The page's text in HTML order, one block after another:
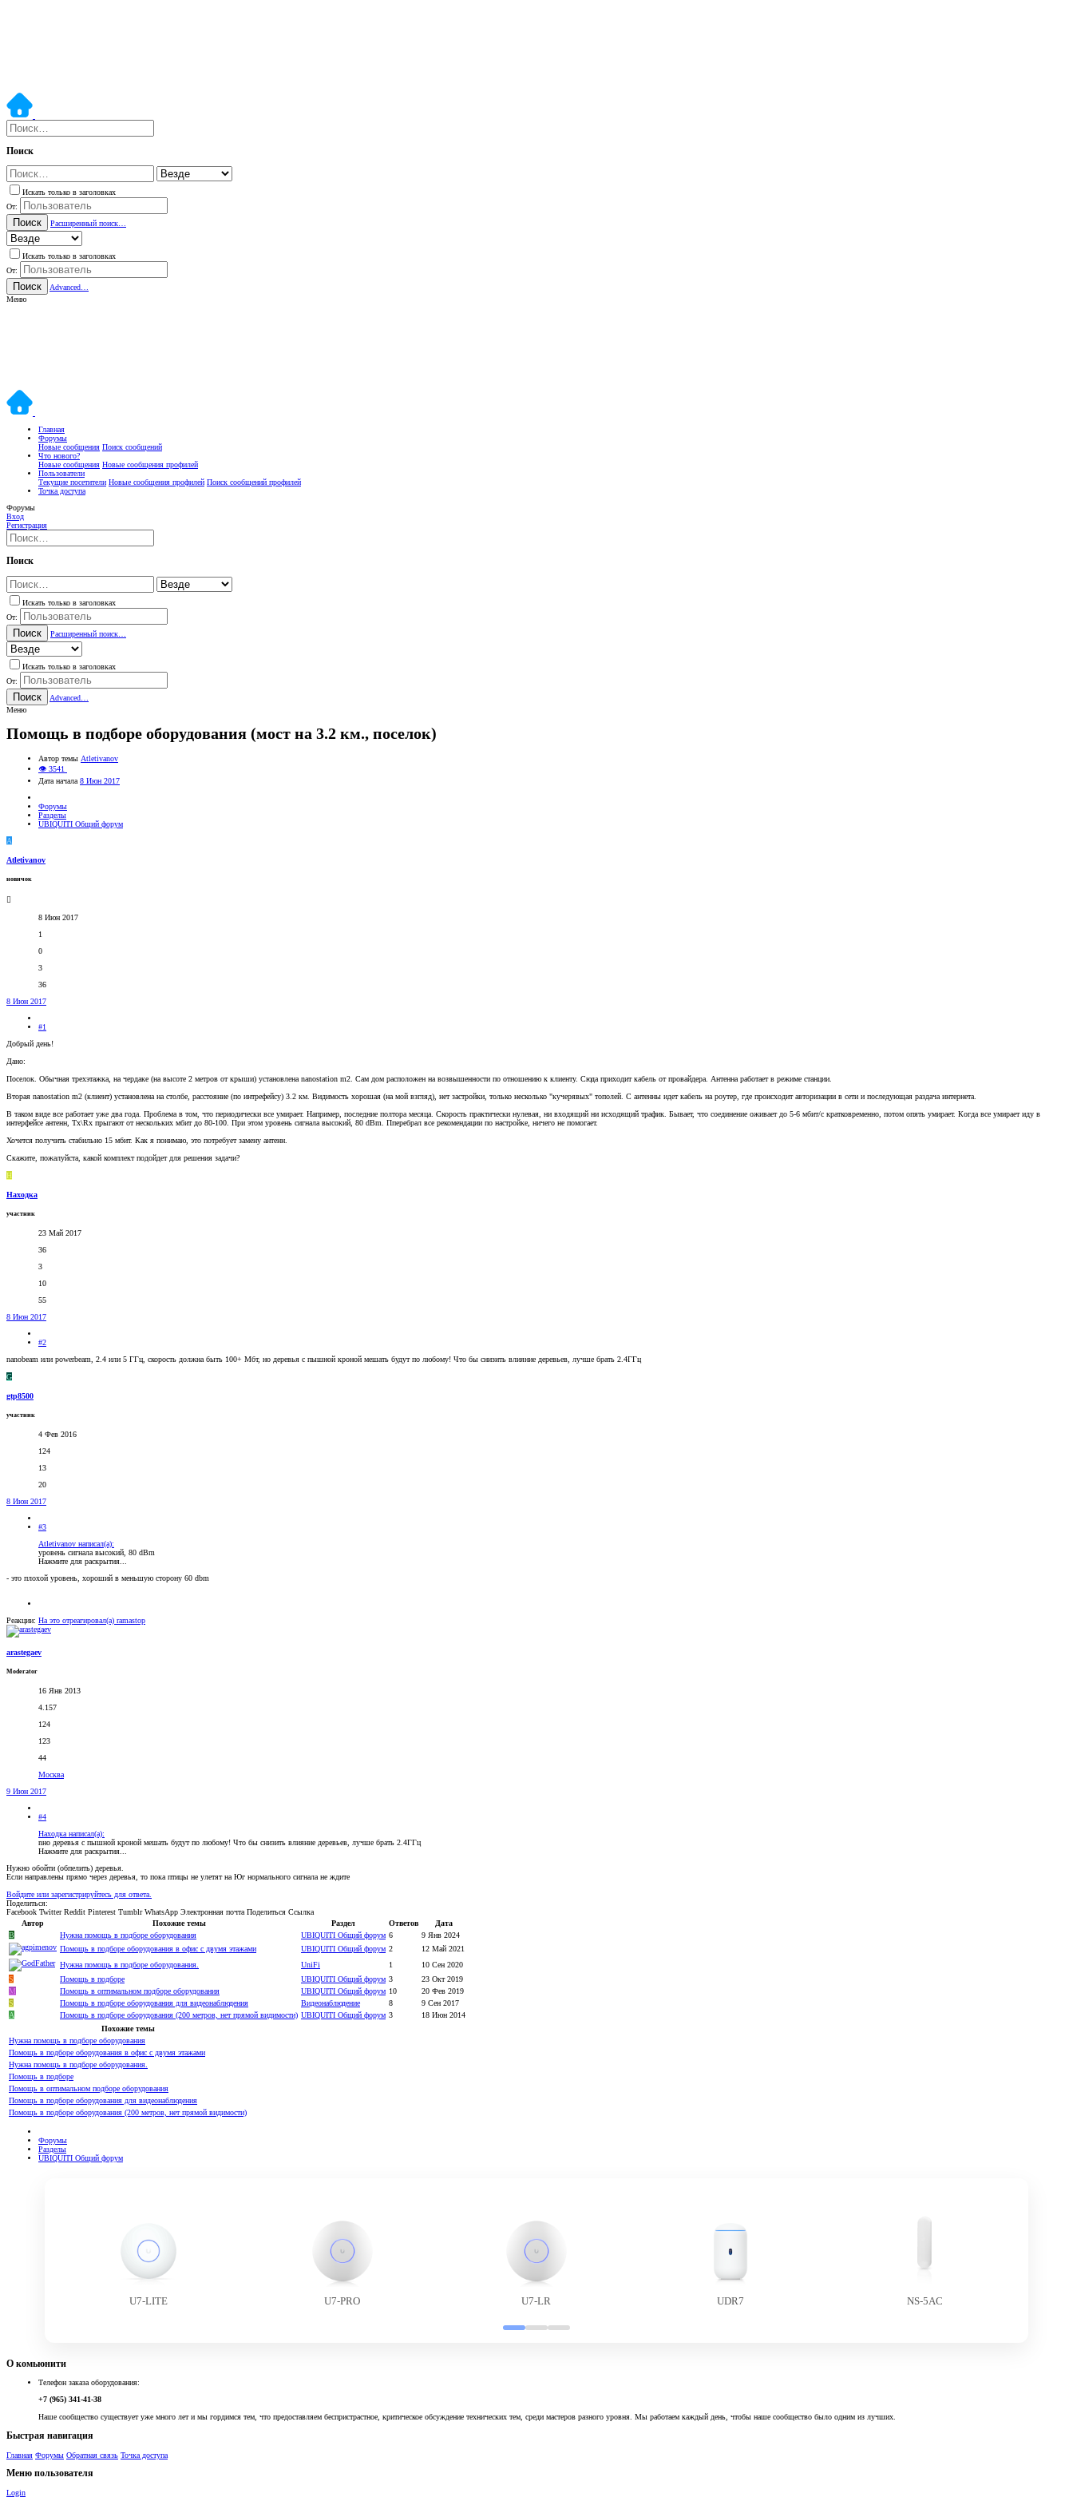
Поиск
Искать только в заголовках
От:
Поиск Расширенный поиск…
Искать только в заголовках
От:
Поиск
Advanced…
Меню
Главная
Форумы
Новые сообщения Поиск сообщений
Что нового?
Новые сообщения Новые сообщения профилей
Пользователи
Текущие посетители Новые сообщения профилей Поиск сообщений профилей
Точка доступа
Форумы
Вход
Регистрация
Поиск
Искать только в заголовках
От:
Поиск Расширенный поиск…
Искать только в заголовках
От:
Поиск
Advanced…
Меню
Помощь в подборе оборудования (мост на 3.2 км., поселок)
Автор темы Atletivanov
👁 3541
Дата начала 8 Июн 2017
Форумы
Разделы
UBIQUITI Общий форум
A
Atletivanov
новичок
8 Июн 2017
1
0
3
36
8 Июн 2017
#1
Добрый день!
Дано:
Поселок. Обычная трехэтажка, на чердаке (на высоте 2 метров от крыши) установлена nanostation m2. Сам дом расположен на возвышенности по отношению к клиенту. Сюда приходит кабель от провайдера. Антенна работает в режиме станции.
Вторая nanostation m2 (клиент) установлена на столбе, расстояние (по интрефейсу) 3.2 км. Видимость хорошая (на мой взгляд), нет застройки, только несколько "кучерявых" тополей. С антенны идет кабель на роутер, где происходит авторизации в сети и последующая раздача интернета.
В таком виде все работает уже два года. Проблема в том, что периодически все умирает. Например, последние полтора месяца. Скорость практически нулевая, ни входящий ни исходящий трафик. Бывает, что соединение оживает до 5-6 мбит/с кратковременно, потом опять умирает. Когда все умирает иду в
интерфейсе антенн, Tx\Rx прыгают от нескольких мбит до 80-100. При этом уровень сигнала высокий, 80 dBm. Пперебрал все рекомендации по настройке, ничего не помогает.
Хочется получить стабильно 15 мбит. Как я понимаю, это потребует замену антенн.
Скажите, пожалуйста, какой комплект подойдет для решения задачи?
Н
Находка
участник
23 Май 2017
36
3
10
55
8 Июн 2017
#2
nanobeam или powerbeam, 2.4 или 5 ГГц, скорость должна быть 100+ Мбт, но деревья с пышной кроной мешать будут по любому! Что бы снизить влияние деревьев, лучше брать 2.4ГГц
G
gtp8500
участник
4 Фев 2016
124
13
20
8 Июн 2017
#3
Atletivanov написал(а):
уровень сигнала высокий, 80 dBm
Нажмите для раскрытия...
- это плохой уровень, хороший в меньшую сторону 60 dbm
Реакции: На это отреагировал(а) ramastop
arastegaev
Moderator
16 Янв 2013
4.157
124
123
44
Москва
9 Июн 2017
#4
Находка написал(а):
nно деревья с пышной кроной мешать будут по любому! Что бы снизить влияние деревьев, лучше брать 2.4ГГц
Нажмите для раскрытия...
Нужно обойти (обпелить) деревья.
Если направлены прямо через деревья, то пока птицы не улетят на Юг нормального сигнала не ждите
Войдите или зарегистрируйтесь для ответа.
Поделиться:
Facebook Twitter Reddit Pinterest Tumblr WhatsApp Электронная почта Поделиться Ссылка
Автор
Похожие темы Раздел Ответов
Дата
B
Нужна помощь в подборе оборудования UBIQUITI Общий форум 6
9 Янв 2024
Помощь в подборе оборудования в офис с двумя этажами
UBIQUITI Общий форум 2
12 Май 2021
Нужна помощь в подборе оборудования.
UniFi 1
10 Сен 2020
S
Помощь в подборе UBIQUITI Общий форум 3
23 Окт 2019
M
Помощь в оптимальном подборе оборудования UBIQUITI Общий форум 10
20 Фев 2019
S
Помощь в подборе оборудования для видеонаблюдения Видеонаблюдение 8
9 Сен 2017
A
Помощь в подборе оборудования (200 метров, нет прямой видимости) UBIQUITI Общий форум 3
18 Июн 2014
Похожие темы
Нужна помощь в подборе оборудования
Помощь в подборе оборудования в офис с двумя этажами
Нужна помощь в подборе оборудования.
Помощь в подборе
Помощь в оптимальном подборе оборудования
Помощь в подборе оборудования для видеонаблюдения
Помощь в подборе оборудования (200 метров, нет прямой видимости)
Форумы
Разделы
UBIQUITI Общий форум
U7-LITE U7-PRO U7-LR UDR7 NS-5AC
О комьюнити
Телефон заказа оборудования:
+7 (965) 341-41-38
Наше сообщество существует уже много лет и мы гордимся тем, что предоставляем беспристрастное, критическое обсуждение технических тем, среди мастеров разного уровня. Мы работаем каждый день, чтобы наше сообщество было одним из лучших.
Быстрая навигация
Главная Форумы Обратная связь Точка доступа
Меню пользователя
Login